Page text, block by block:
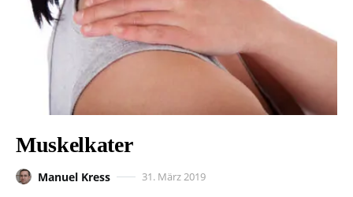
Muskelkater
Manuel Kress 31. März 2019